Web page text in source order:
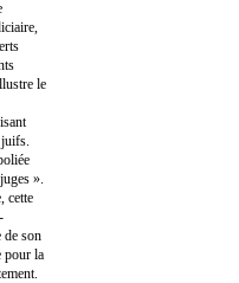
le
».
cette
de son
pour la